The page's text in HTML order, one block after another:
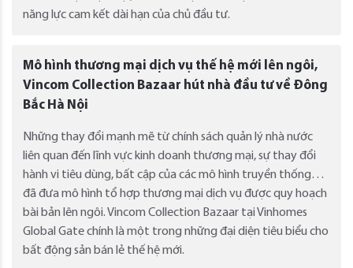
năng lực cam kết dài hạn của chủ đầu tư.
Mô hình thương mại dịch vụ thế hệ mới lên ngôi,
Vincom Collection Bazaar hút nhà đầu tư về Đông
Bắc Hà Nội
Những thay đổi mạnh mẽ từ chính sách quản lý nhà nước
liên quan đến lĩnh vực kinh doanh thương mại, sự thay đổi
hành vi tiêu dùng, bất cập của các mô hình truyền thống…
đã đưa mô hình tổ hợp thương mại dịch vụ được quy hoạch
bài bản lên ngôi. Vincom Collection Bazaar tại Vinhomes
Global Gate chính là một trong những đại diện tiêu biểu cho
bất động sản bán lẻ thế hệ mới.